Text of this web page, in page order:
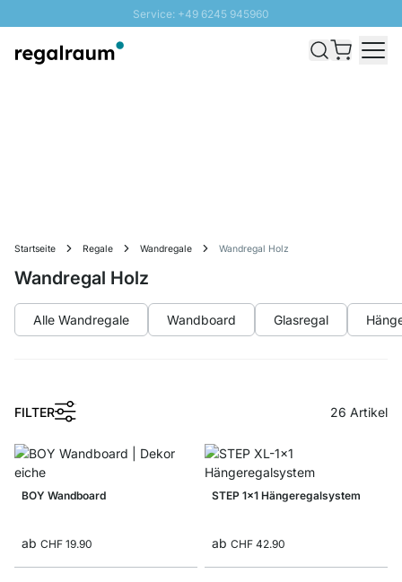
Service: +49 6245 945960
Versand & Zoll gratis ab 300 CHF
Startseite Regale Wandregale Wandregal Holz
Wandregal Holz
Alle Wandregale Wandboard Glasregal
FILTER
1
26 Artikel
BOY Wandboard
ab CHF 19.90
STEP 1x1 Hängeregalsystem
ab CHF 42.90